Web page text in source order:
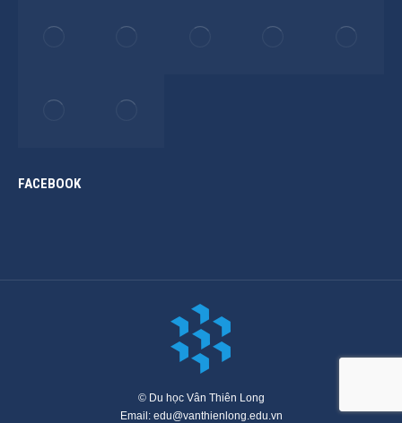
FACEBOOK
© Du học Vân Thiên Long
Email: edu@vanthienlong.edu.vn